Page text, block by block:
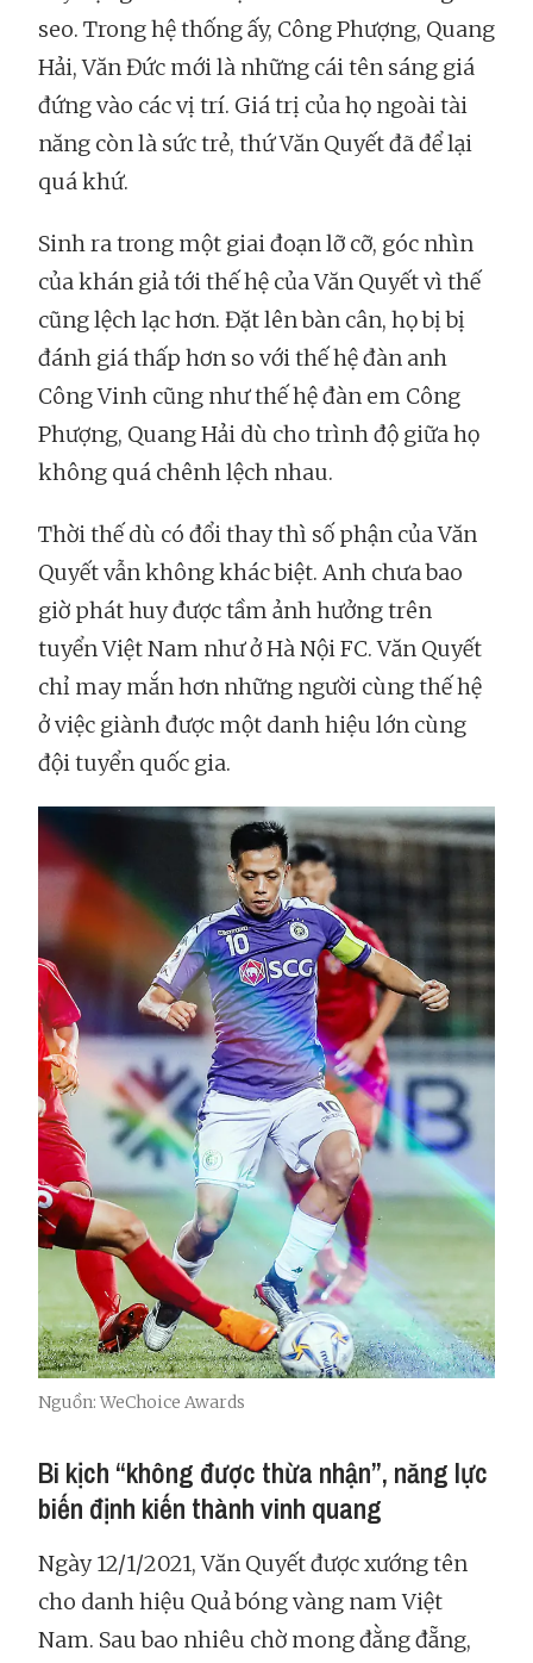
seo. Trong hệ thống ấy, Công Phượng, Quang
Hải, Văn Đức mới là những cái tên sáng giá
đứng vào các vị trí. Giá trị của họ ngoài tài
năng còn là sức trẻ, thứ Văn Quyết đã để lại
quá khứ.
Sinh ra trong một giai đoạn lỡ cỡ, góc nhìn
của khán giả tới thế hệ của Văn Quyết vì thế
cũng lệch lạc hơn. Đặt lên bàn cân, họ bị bị
đánh giá thấp hơn so với thế hệ đàn anh
Công Vinh cũng như thế hệ đàn em Công
Phượng, Quang Hải dù cho trình độ giữa họ
không quá chênh lệch nhau.
Thời thế dù có đổi thay thì số phận của Văn
Quyết vẫn không khác biệt. Anh chưa bao
giờ phát huy được tầm ảnh hưởng trên
tuyển Việt Nam như ở Hà Nội FC. Văn Quyết
chỉ may mắn hơn những người cùng thế hệ
ở việc giành được một danh hiệu lớn cùng
đội tuyển quốc gia.
Nguồn: WeChoice Awards
Bi kịch “không được thừa nhận”, năng lực
biến định kiến thành vinh quang
Ngày 12/1/2021, Văn Quyết được xướng tên
cho danh hiệu Quả bóng vàng nam Việt
Nam. Sau bao nhiêu chờ mong đằng đẵng,